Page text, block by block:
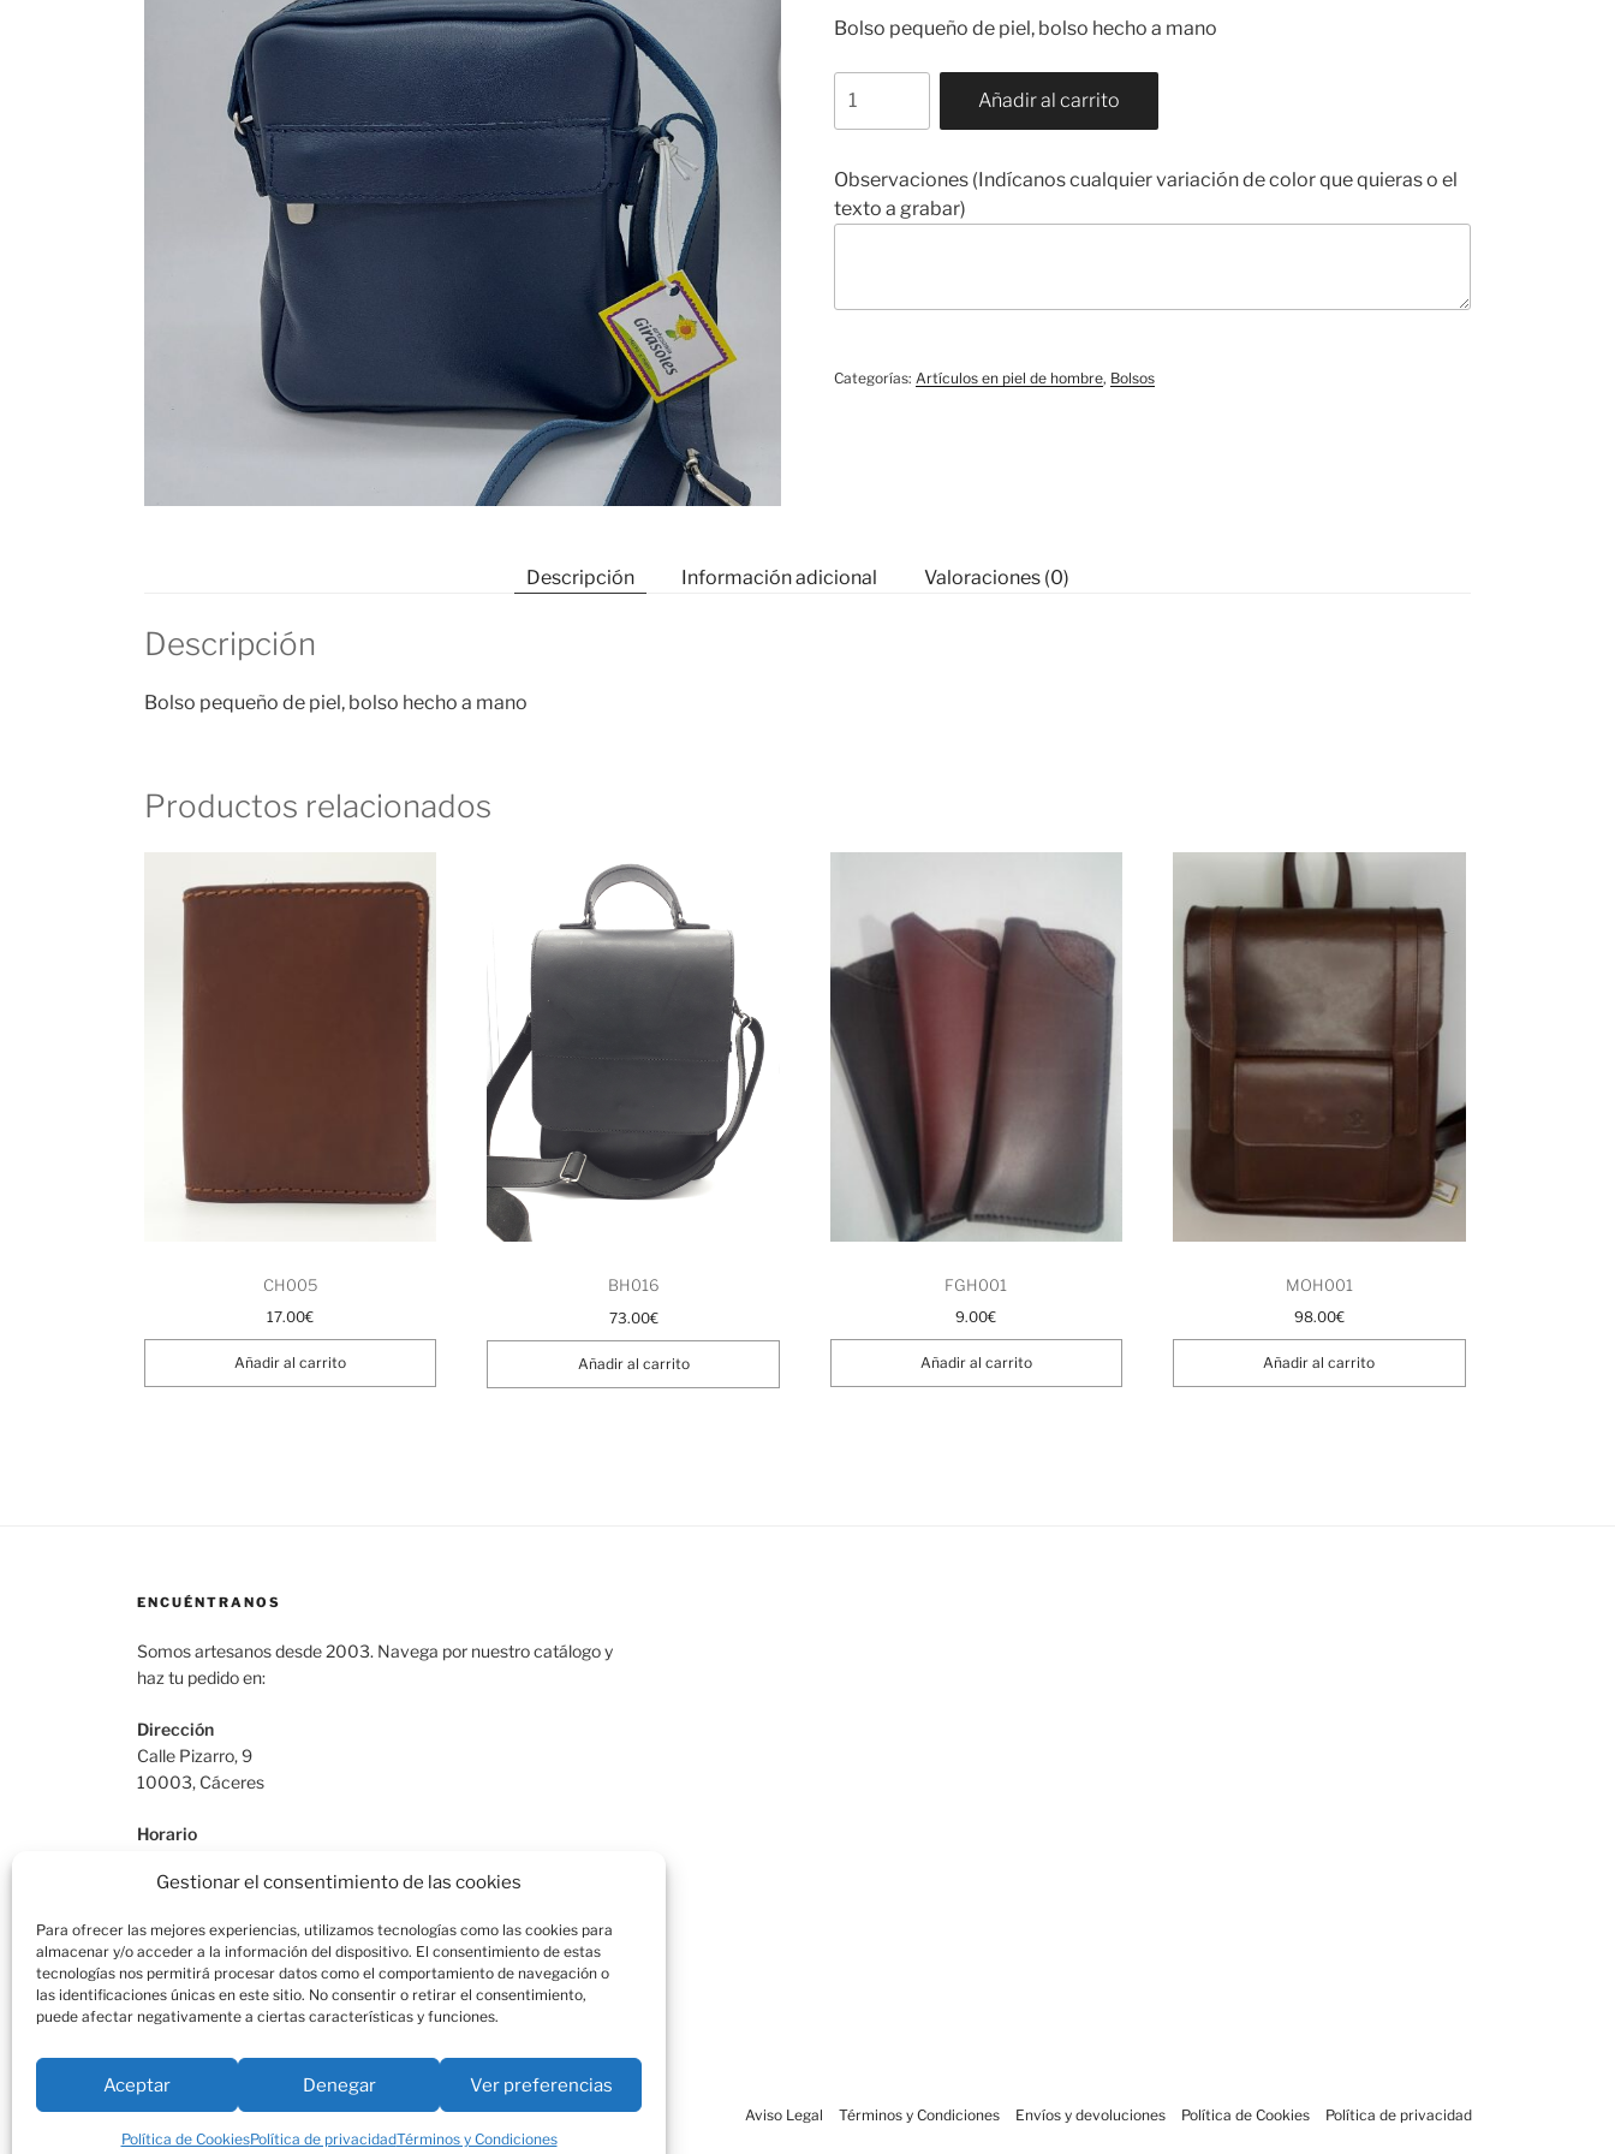
Gestionar el consentimiento de las cookies
Para ofrecer las mejores experiencias, utilizamos tecnologías como las cookies para
almacenar y/o acceder a la información del dispositivo. El consentimiento de estas
tecnologías nos permitirá procesar datos como el comportamiento de navegación o
las identificaciones únicas en este sitio. No consentir o retirar el consentimiento,
puede afectar negativamente a ciertas características y funciones.
Aceptar Denegar Ver preferencias
Política de CookiesPolítica de privacidadTérminos y Condiciones
Bolso pequeño de piel, bolso hecho a mano
cantidad
Añadir al carrito
Observaciones (Indícanos cualquier variación de color que quieras o el
texto a grabar)
Categorías: Artículos en piel de hombre, Bolsos
Descripción Información adicional Valoraciones (0)
Descripción
Bolso pequeño de piel, bolso hecho a mano
Productos relacionados
CH005
17.00€
Añadir al carrito
BH016
73.00€
Añadir al carrito
FGH001
9.00€
Añadir al carrito
MOH001
98.00€
Añadir al carrito
ENCUÉNTRANOS
Somos artesanos desde 2003. Navega por nuestro catálogo y
haz tu pedido en:
Dirección
Calle Pizarro, 9
10003, Cáceres
Horario
Sábado: 10:30h a 14:00h |
Teléfono
615664955
FacebookInstagramCorreo
electrónico
Aviso Legal Términos y Condiciones Envíos y devoluciones Política de Cookies Política de privacidad